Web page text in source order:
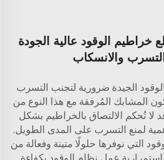
الوقود عالية الجودة
والانسكاب
الجيدة ضرورية لتجنب التسرب
المشابك المُرفقة مع هذا النوع من
لا تُحكم الالتصاق بالخراطيم بشكل
لمنع التسرب على المدى الطويل.
التي نوفرها حلولًا متينة وفعالة من
عمل نظام الوقود بكفاءة.